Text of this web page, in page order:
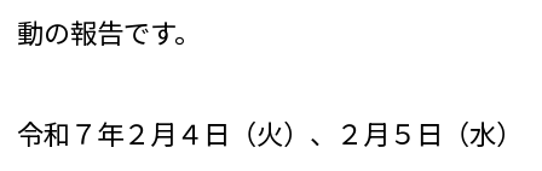
動の報告です。
令和７年２月４日（火）、２月５日（水）